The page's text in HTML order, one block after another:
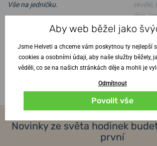
Vše na jedničku.
Ověřený zákazník • 6. 8. 2026
skvělé,
dne,
manžel
Novinky ze světa hodinek
první
Aby web běžel jako
Jsme Helveti a chceme vám poskytnou ty nejlepší
cookies a osobními údaji, aby naše služby běžely,
věděli, co se na našich stránkách děje a mohli je
Odmítnout
Povolit vše